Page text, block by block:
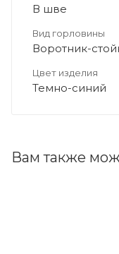
В шве
Вид горловины
Воротник-
Цвет изделия
Темно-синий
Вам также